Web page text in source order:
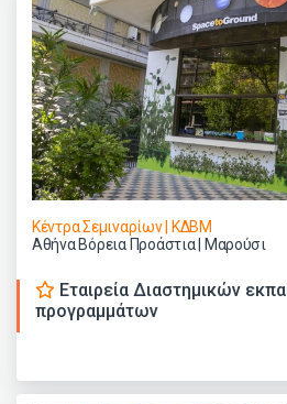
Κέντρα Σεμιναρίων | ΚΔΒΜ
Αθήνα Βόρεια Προάστια | Μαρούσι
Εταιρεία Διαστημικών
προγραμμάτων